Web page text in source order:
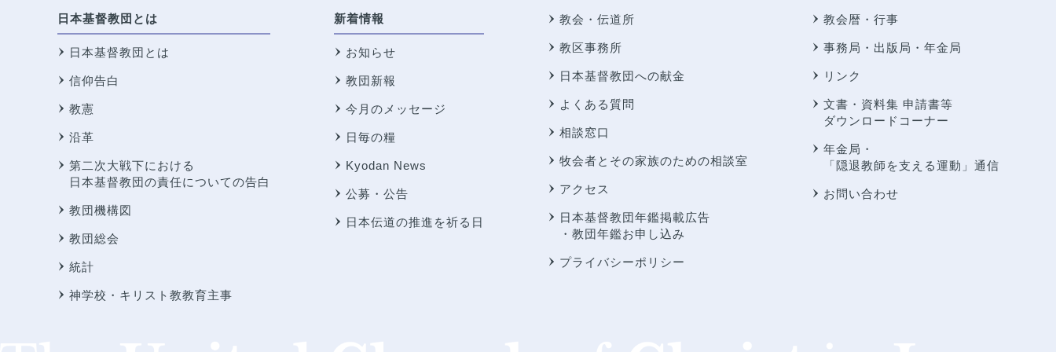
日本基督教団とは
日本基督教団とは
信仰告白
教憲
沿革
第二次大戦下における
日本基督教団の責任についての告白
教団機構図
教団総会
統計
神学校・キリスト教教育主事
新着情報
お知らせ
教団新報
今月のメッセージ
日毎の糧
Kyodan News
公募・公告
日本伝道の推進を祈る日
教会・伝道所
教区事務所
日本基督教団への献金
よくある質問
相談窓口
牧会者とその家族のための相談室
アクセス
日本基督教団年鑑掲載広告
・教団年鑑お申し込み
プライバシーポリシー
教会暦・行事
事務局・出版局・年金局
リンク
文書・資料集 申請書等
ダウンロードコーナー
年金局・
「隠退教師を支える運動」通信
お問い合わせ